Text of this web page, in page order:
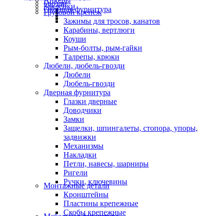
Гвозди
Заклепки
Оконная фурнитура
Грузовой крепеж
Зажимы для тросов, канатов
Карабины, вертлюги
Коуши
Рым-болты, рым-гайки
Талрепы, крюки
Дюбели, дюбель-гвозди
Дюбели
Дюбель-гвозди
Дверная фурнитура
Глазки дверные
Доводчики
Замки
Защелки, шпингалеты, стопора, упоры,
задвижки
Механизмы
Накладки
Петли, навесы, шарниры
Ригели
Ручки, ключевины
Монтажные детали
Кронштейны
Пластины крепежные
Скобы крепежные